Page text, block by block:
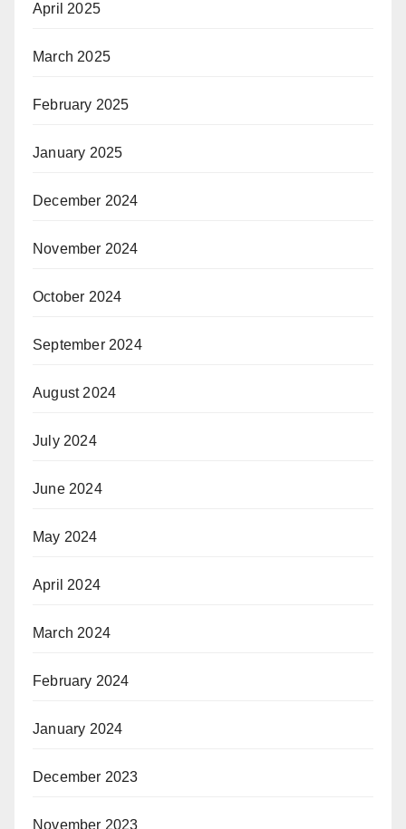
April 2025
March 2025
February 2025
January 2025
December 2024
November 2024
October 2024
September 2024
August 2024
July 2024
June 2024
May 2024
April 2024
March 2024
February 2024
January 2024
December 2023
November 2023